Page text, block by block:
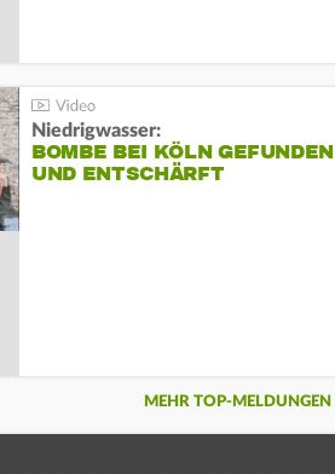
Niedrigwasser:
BOMBE BEI KÖLN GEFUNDEN
UND ENTSCHÄRFT
MEHR TOP-MELDUNGEN